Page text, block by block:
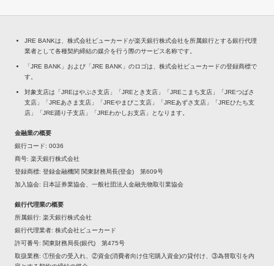
JRE BANKは、株式会社ビューカードが楽天銀行株式会社を所属銀行とする銀行代理
業者として各種契約締結の媒介を行う際のサービス名称です。
「JRE BANK」および「JRE BANK」のロゴは、株式会社ビューカードの登録商標で
す。
対象支店は「JREはやぶさ支店」「JREとき支店」「JREこまち支店」「JREつばさ
支店」「JREあさま支店」「JREやまびこ支店」「JREあずさ支店」「JREひたち支
店」「JRE踊り子支店」「JREわかしお支店」となります。
金融業の概要
銀行コード
0036
商号 楽天銀行株式会社
登録商標 登録金融機関 関東財務局長(登金) 第609号
加入協会
日本証券業協会、一般社団法人金融先物取引業協会
銀行代理業の概要
所属銀行 楽天銀行株式会社
銀行代理業者 株式会社ビューカード
許可番号
関東財務局長(銀代) 第475号
取扱業務 ①預金の受入れ、②資金(消費者向け住宅購入資金)の貸付け、③為替取引を内